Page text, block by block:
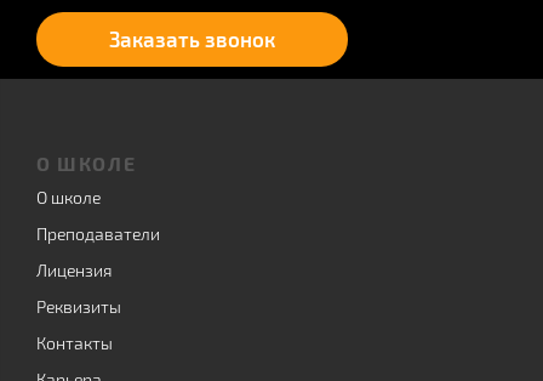
Заказать звонок
О ШКОЛЕ
О школе
Преподаватели
Лицензия
Реквизиты
Контакты